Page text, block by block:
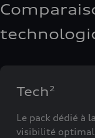
Tech 2
Le pack dédié à
visibilité